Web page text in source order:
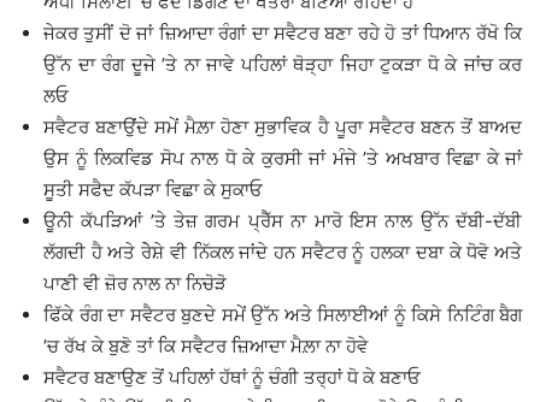
ਜੇਕਰ ਤੁਸੀਂ ਦੋ ਜਾਂ ਜ਼ਿਆਦਾ ਰੰਗਾਂ ਦਾ ਸਵੈਟਰ ਬਣਾ ਰਹੇ ਹੋ ਤਾਂ ਧਿਆਨ ਰੱਖੋ ਕਿ
ਉੱਨ ਦਾ ਰੰਗ ਦੂਜੇ ’ਤੇ ਨਾ ਜਾਵੇ ਪਹਿਲਾਂ ਥੋੜ੍ਹਾ ਜਿਹਾ ਟੁਕੜਾ ਧੋ ਕੇ ਜਾਂਚ ਕਰ
ਲਓ
ਸਵੈਟਰ ਬਣਾਉਂਦੇ ਸਮੇਂ ਮੈਲ਼ਾ ਹੋਣਾ ਸੁਭਾਵਿਕ ਹੈ ਪੂਰਾ ਸਵੈਟਰ ਬਣਨ ਤੋਂ ਬਾਅਦ
ਉਸ ਨੂੰ ਲਿਕਵਿਡ ਸੋਪ ਨਾਲ ਧੋ ਕੇ ਕੁਰਸੀ ਜਾਂ ਮੰਜੇ ’ਤੇ ਅਖਬਾਰ ਵਿਛਾ ਕੇ ਜਾਂ
ਸੂਤੀ ਸਫੈਦ ਕੱਪੜਾ ਵਿਛਾ ਕੇ ਸੁਕਾਓ
ਊਨੀ ਕੱਪੜਿਆਂ ’ਤੇ ਤੇਜ਼ ਗਰਮ ਪ੍ਰੈੱਸ ਨਾ ਮਾਰੋ ਇਸ ਨਾਲ ਉੱਨ ਦੱਬੀ-ਦੱਬੀ
ਲੱਗਦੀ ਹੈ ਅਤੇ ਰੇੇਸ਼ੇ ਵੀ ਨਿੱਕਲ ਜਾਂਦੇ ਹਨ ਸਵੈਟਰ ਨੂੰ ਹਲਕਾ ਦਬਾ ਕੇ ਧੋਵੋ ਅਤੇ
ਪਾਣੀ ਵੀ ਜ਼ੋਰ ਨਾਲ ਨਾ ਨਿਚੋੜੋ
ਫਿੱਕੇ ਰੰਗ ਦਾ ਸਵੈਟਰ ਬੁਣਦੇ ਸਮੇਂ ਉੱਨ ਅਤੇ ਸਿਲਾਈਆਂ ਨੂੰ ਕਿਸੇ ਨਿਟਿੰਗ ਬੈਗ
’ਚ ਰੱਖ ਕੇ ਬੁਣੋ ਤਾਂ ਕਿ ਸਵੈਟਰ ਜ਼ਿਆਦਾ ਮੈਲ਼ਾ ਨਾ ਹੋਵੇ
ਸਵੈਟਰ ਬਣਾਉਣ ਤੋਂ ਪਹਿਲਾਂ ਹੱਥਾਂ ਨੂੰ ਚੰਗੀ ਤਰ੍ਹਾਂ ਧੋ ਕੇ ਬਣਾਓ